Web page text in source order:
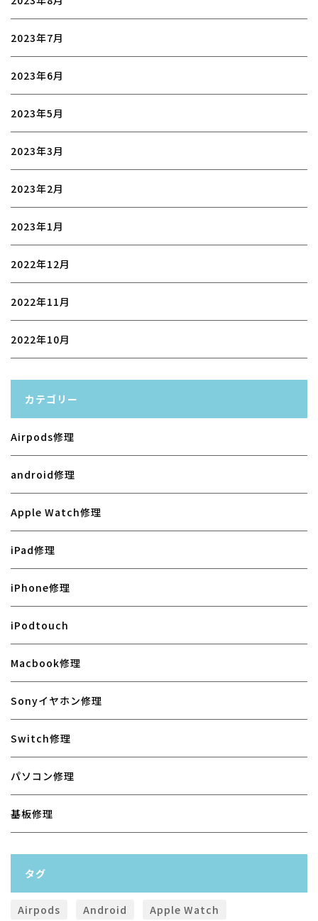
2023年7月
2023年6月
2023年5月
2023年3月
2023年2月
2023年1月
2022年12月
2022年11月
2022年10月
カテゴリー
Airpods修理
android修理
Apple Watch修理
iPad修理
iPhone修理
iPodtouch
Macbook修理
Sonyイヤホン修理
Switch修理
パソコン修理
基板修理
タグ
Airpods Android
Apple Watch